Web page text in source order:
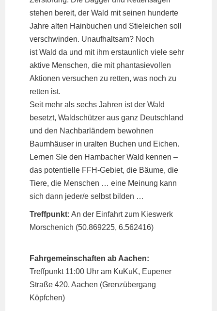
stehen bereit, der Wald mit seinen hunderte
Jahre alten Hainbuchen und Stieleichen soll
verschwinden. Unaufhaltsam? Noch
ist Wald da und mit ihm erstaunlich viele sehr
aktive Menschen, die mit phantasievollen
Aktionen versuchen zu retten, was noch zu
retten ist.
Seit mehr als sechs Jahren ist der Wald
besetzt, Waldschützer aus ganz Deutschland
und den Nachbarländern bewohnen
Baumhäuser in uralten Buchen und Eichen.
Lernen Sie den Hambacher Wald kennen –
das potentielle FFH-Gebiet, die Bäume, die
Tiere, die Menschen … eine Meinung kann
sich dann jeder/e selbst bilden …
Treffpunkt: An der Einfahrt zum Kieswerk
Morschenich (50.869225, 6.562416)
Fahrgemeinschaften ab Aachen:
Treffpunkt 11:00 Uhr am KuKuK, Eupener
Straße 420, Aachen (Grenzübergang
Köpfchen)